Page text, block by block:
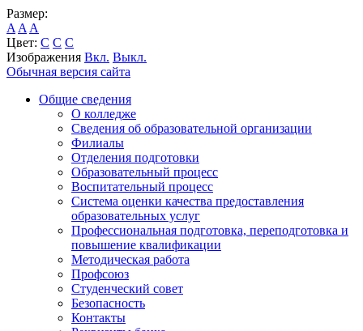
Размер:
A A A
Цвет: C C C
Изображения Вкл. Выкл.
Обычная версия сайта
Общие сведения
О колледже
Сведения об образовательной организации
Филиалы
Отделения подготовки
Образовательный процесс
Воспитательный процесс
Система оценки качества предоставления
образовательных услуг
Профессиональная подготовка, переподготовка и
повышение квалификации
Методическая работа
Профсоюз
Студенческий совет
Безопасность
Контакты